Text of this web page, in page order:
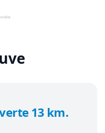
13 km.